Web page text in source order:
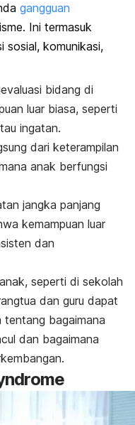
gangguan
Ini termasuk
sosial, komunikasi,
bidang di
luar biasa, seperti
ingatan.
dari keterampilan
anak berfungsi
jangka panjang
kemampuan luar
dan
seperti di sekolah
dan guru dapat
bagaimana
dan bagaimana